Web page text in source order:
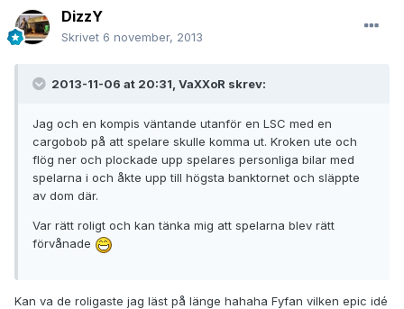
DizzY
Skrivet 6 november, 2013
2013-11-06 at 20:31, VaXXoR skrev:
Jag och en kompis väntande utanför en LSC med en
cargobob på att spelare skulle komma ut. Kroken ute och
flög ner och plockade upp spelares personliga bilar med
spelarna i och åkte upp till högsta banktornet och släppte
av dom där.
Var rätt roligt och kan tänka mig att spelarna blev rätt
förvånade
Kan va de roligaste jag läst på länge hahaha Fyfan vilken epic idé